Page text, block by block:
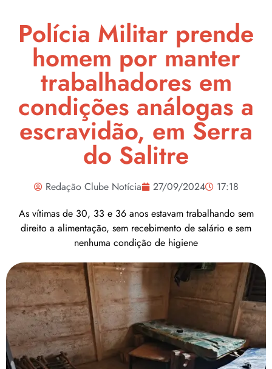
Polícia Militar prende
homem por manter
trabalhadores em
condições análogas a
escravidão, em Serra
do Salitre
Redação Clube Notícia 27/09/2024
17:18
As vítimas de 30, 33 e 36 anos estavam trabalhando sem
direito a alimentação, sem recebimento de salário e sem
nenhuma condição de higiene